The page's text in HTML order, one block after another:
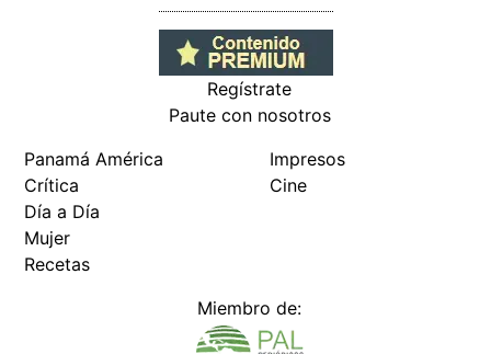
Regístrate
Paute con nosotros
Panamá América
Crítica
Día a Día
Mujer
Recetas
Impresos
Cine
Miembro de: